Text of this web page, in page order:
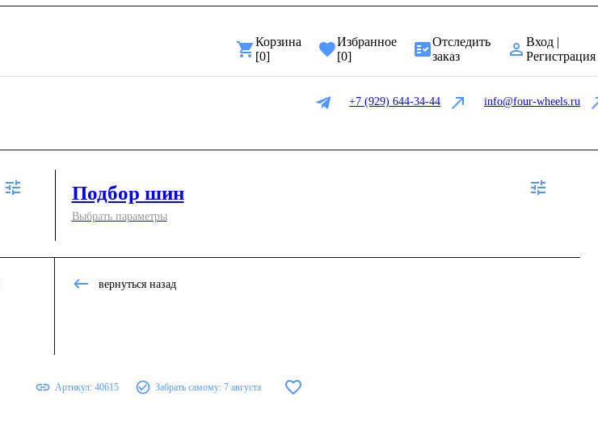
Корзина
[0]
Избранное
[0]
Отследить
заказ
Вход |
Регистрация
+7 (929) 644-34-44 info@four-wheels.ru
Подбор шин
Выбрать параметры
вернуться назад
Артикул: 40615 Забрать самому: 7 августа